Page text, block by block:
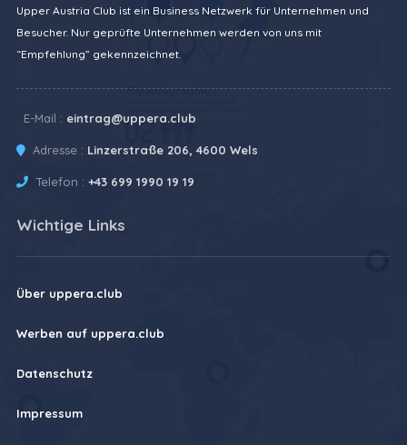
Upper Austria Club ist ein Business Netzwerk für Unternehmen und
Besucher. Nur geprüfte Unternehmen werden von uns mit
“Empfehlung” gekennzeichnet.
E-Mail : eintrag@uppera.club
Adresse : Linzerstraße 206, 4600 Wels
Telefon : +43 699 1990 19 19
Wichtige Links
Über uppera.club
Werben auf uppera.club
Datenschutz
Impressum